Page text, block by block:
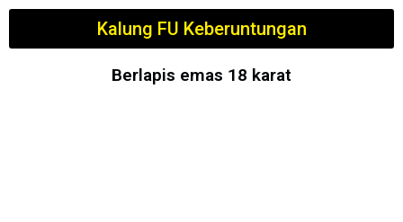
Kalung FU Keberuntungan
Berlapis emas 18 karat